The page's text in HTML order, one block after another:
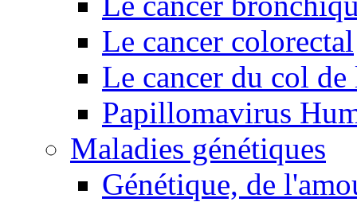
Le cancer colorectal
Le cancer du col de
Papillomavirus
Maladies génétiques
Génétique, de